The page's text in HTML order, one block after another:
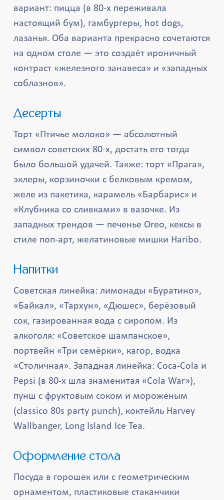
вариант: пицца (в 80-х переживала
настоящий бум), гамбургеры, hot dogs,
лазанья. Оба варианта прекрасно сочетаются
на одном столе — это создаёт ироничный
контраст «железного занавеса» и «западных
соблазнов».
Десерты
Торт «Птичье молоко» — абсолютный
символ советских 80-х, достать его тогда
было большой удачей. Также: торт «Прага»,
эклеры, корзиночки с белковым кремом,
желе из пакетика, карамель «Барбарис» и
«Клубника со сливками» в вазочке. Из
западных трендов — печенье Oreo, кексы в
стиле поп-арт, желатиновые мишки Haribo.
Напитки
Советская линейка: лимонады «Буратино»,
«Байкал», «Тархун», «Дюшес», берёзовый
сок, газированная вода с сиропом. Из
алкоголя: «Советское шампанское»,
портвейн «Три семёрки», кагор, водка
«Столичная». Западная линейка: Coca-Cola и
Pepsi (в 80-х шла знаменитая «Cola War»),
пунш с фруктовым соком и мороженым
(classico 80s party punch), коктейль Harvey
Wallbanger, Long Island Ice Tea.
Оформление стола
Посуда в горошек или с геометрическим
орнаментом, пластиковые стаканчики